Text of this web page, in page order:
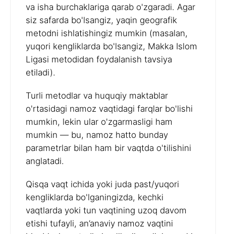
va isha burchaklariga qarab o'zgaradi. Agar
siz safarda bo'lsangiz, yaqin geografik
metodni ishlatishingiz mumkin (masalan,
yuqori kengliklarda bo'lsangiz, Makka Islom
Ligasi metodidan foydalanish tavsiya
etiladi).
Turli metodlar va huquqiy maktablar
o'rtasidagi namoz vaqtidagi farqlar bo'lishi
mumkin, lekin ular o'zgarmasligi ham
mumkin — bu, namoz hatto bunday
parametrlar bilan ham bir vaqtda o'tilishini
anglatadi.
Qisqa vaqt ichida yoki juda past/yuqori
kengliklarda bo'lganingizda, kechki
vaqtlarda yoki tun vaqtining uzoq davom
etishi tufayli, an’anaviy namoz vaqtini